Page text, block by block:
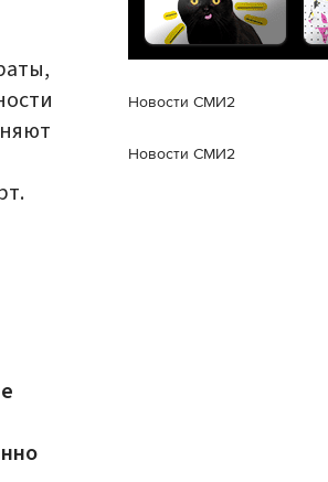
Новости СМИ2
Новости СМИ2